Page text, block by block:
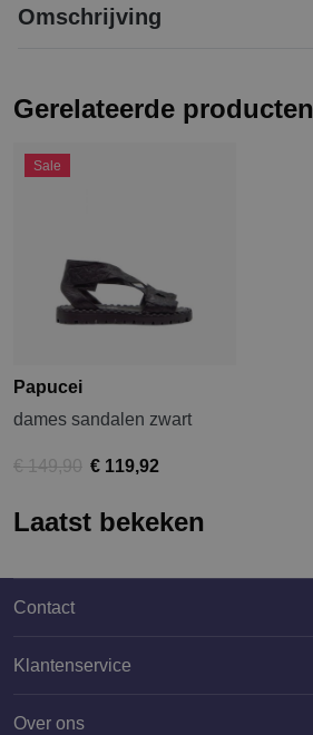
Omschrijving
Gerelateerde producten
Sale
Papucei
dames sandalen zwart
€ 149,90 € 119,92
Laatst bekeken
Contact
020 659 3444
Klantenservice
Over ons